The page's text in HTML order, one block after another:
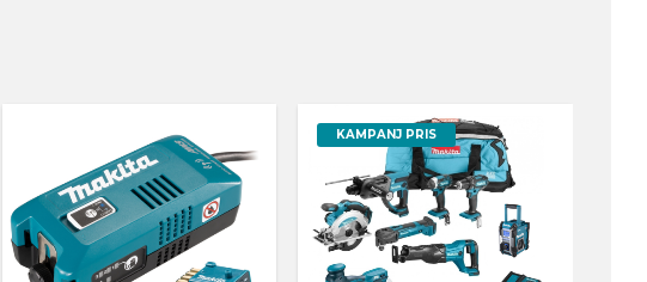
KAMPANJ PRIS